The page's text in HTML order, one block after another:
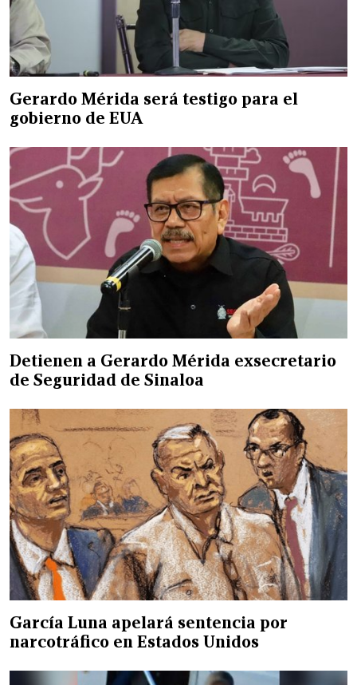
Gerardo Mérida será testigo para el
gobierno de EUA
Detienen a Gerardo Mérida exsecretario
de Seguridad de Sinaloa
García Luna apelará sentencia por
narcotráfico en Estados Unidos